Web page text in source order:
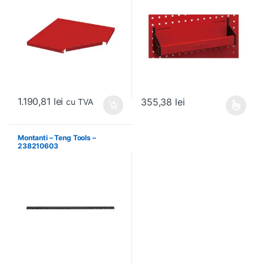
1.190,81 lei cu TVA 355,38 lei
Montanti – Teng Tools –
238210603